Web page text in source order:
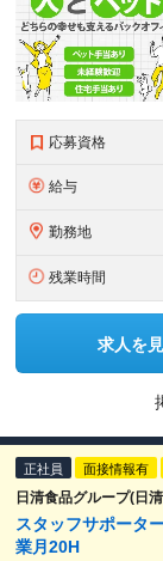
応募資格
給与
勤務地
残業時間
求人を
正社員 面接情報有
日清食品グループ(日
スタッフサポー
業月20H